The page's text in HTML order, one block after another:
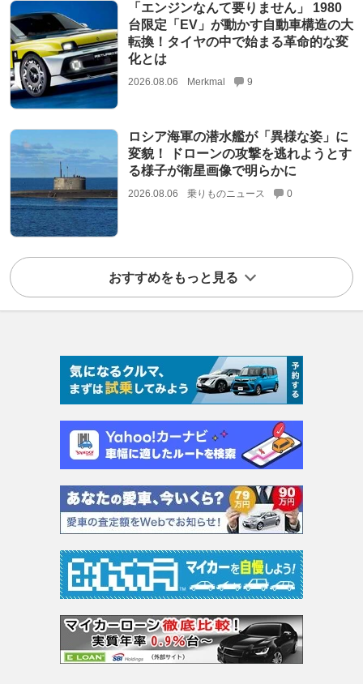
「エンジンなんて要りません」 1980
台限定「EV」が動かす自動車構造の大
転換！タイヤの中で始まる革命的な変
化とは
2026.08.06 Merkmal 9
ロシア海軍の潜水艦が「異様な姿」に
変貌！ ドローンの攻撃を逃れようとす
る様子が衛星画像で明らかに
2026.08.06 乗りものニュース 0
おすすめをもっと見る